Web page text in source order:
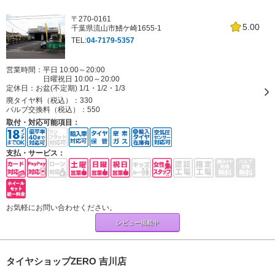
5.00
〒270-0161
千葉県流山市鰭ケ崎1655-1
TEL:04-7179-5357
営業時間：平日 10:00～20:00
日曜祝日 10:00～20:00
定休日： お盆(不定期) 1/1・1/2・1/3
廃タイヤ料（税込）： 330
バルブ交換料（税込）： 550
取付・対応可能項目：
支払・サービス：
お気軽にお問い合わせください。
レビュー掲載中
タイヤショップZERO 吉川店